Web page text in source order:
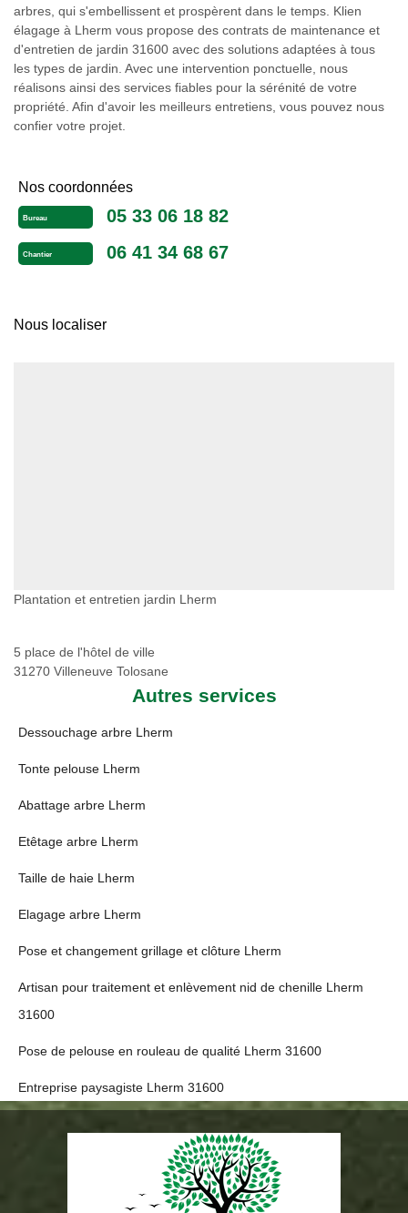
arbres, qui s'embellissent et prospèrent dans le temps. Klien
élagage à Lherm vous propose des contrats de maintenance et
d'entretien de jardin 31600 avec des solutions adaptées à tous
les types de jardin. Avec une intervention ponctuelle, nous
réalisons ainsi des services fiables pour la sérénité de votre
propriété. Afin d'avoir les meilleurs entretiens, vous pouvez nous
confier votre projet.
Nos coordonnées
Bureau 05 33 06 18 82
Chantier 06 41 34 68 67
Nous localiser
Plantation et entretien jardin Lherm
5 place de l'hôtel de ville
31270 Villeneuve Tolosane
Autres services
Dessouchage arbre Lherm
Tonte pelouse Lherm
Abattage arbre Lherm
Etêtage arbre Lherm
Taille de haie Lherm
Elagage arbre Lherm
Pose et changement grillage et clôture Lherm
Artisan pour traitement et enlèvement nid de chenille Lherm
31600
Pose de pelouse en rouleau de qualité Lherm 31600
Entreprise paysagiste Lherm 31600